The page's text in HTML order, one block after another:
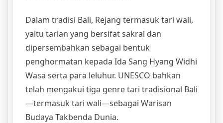
Dalam tradisi Bali, Rejang termasuk tari wali,
yaitu tarian yang bersifat sakral dan
dipersembahkan sebagai bentuk
penghormatan kepada Ida Sang Hyang Widhi
Wasa serta para leluhur. UNESCO bahkan
telah mengakui tiga genre tari tradisional Bali
—termasuk tari wali—sebagai Warisan
Budaya Takbenda Dunia.